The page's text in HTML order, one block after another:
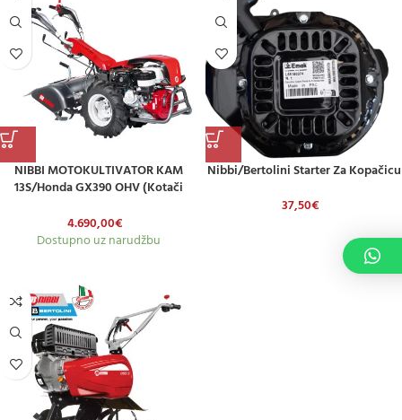
NIBBI MOTOKULTIVATOR KAM
13S/Honda GX390 OHV (kotači
4.690,00€
Dostupno uz narudžbu
Nibbi/Bertolini Starter Za Kopačicu
37,50€